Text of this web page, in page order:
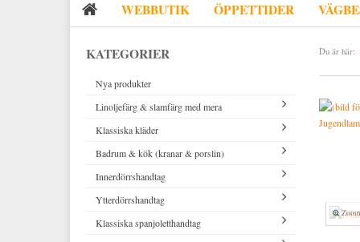
WEBBUTIK ÖPPETTIDER
KATEGORIER
Nya produkter
Linoljefärg & slamfärg med mera
Linoljefärger
Vita kulörer
Grå kulörer
Gula kulörer
Röda kulörer
Matta linoljefärger
Falu rödfärg (slamfärger)
Konstnärsfärger
Vitt
Lack, lasyrer, fernissor & oljor
Klassiska kläder
Resistant Work Wear
Storvästar
Västar
Byxor
Badrum & kök (kranar & porslin)
Köksblandare
Tvättställsblandare
Badkarsblandare
Innerdörrshandtag
Dörrhandtag mässing (innerdörr)
Dörrhandtag nickel (innerdörr)
Ytterdörrshandtag
Handtag ytterdörr oval cylinder
Klassiska spanjoletthandtag
Du är här: